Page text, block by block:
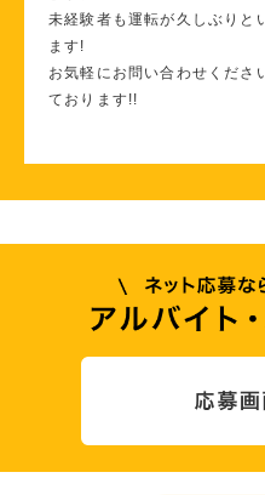
未経験者も運転が久しぶりと
ます!
お気軽にお問い合わせくださ
ております!!